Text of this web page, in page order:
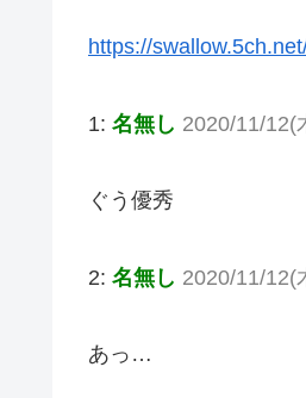
https://
1: 名無し 2020/11/12(
ぐう優秀
2: 名無し 2020/11/12(
あっ…